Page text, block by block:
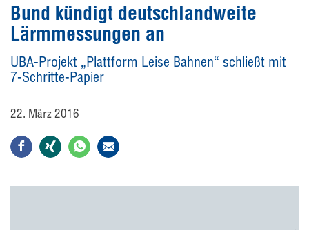
Bund kündigt deutschlandweite
Lärmmessungen an
UBA-Projekt „Plattform Leise Bahnen“ schließt mit
7-Schritte-Papier
22. März 2016